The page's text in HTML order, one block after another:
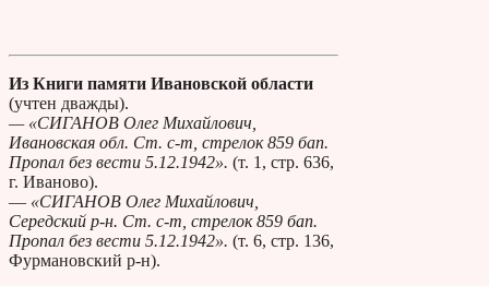
Из Книги памяти Ивановской области
(учтен дважды).
— «СИГАНОВ Олег Михайлович,
Ивановская обл. Ст. с-т, стрелок 859 бап.
Пропал без вести 5.12.1942». (т. 1, стр. 636,
г. Иваново).
— «СИГАНОВ Олег Михайлович,
Середский р-н. Ст. с-т, стрелок 859 бап.
Пропал без вести 5.12.1942». (т. 6, стр. 136,
Фурмановский р-н).